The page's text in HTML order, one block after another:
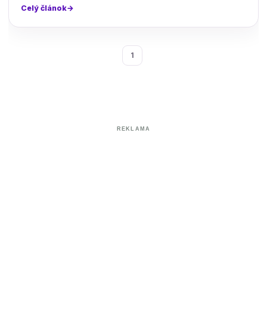
Celý článok
1
REKLAMA